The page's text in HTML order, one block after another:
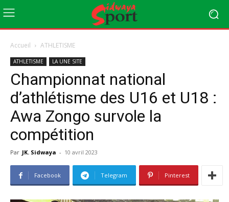
Accueil ATHLETISME
ATHLETISME LA UNE SITE
Championnat national
d’athlétisme des U16 et U18 :
Awa Zongo survole la
compétition
Par JK. Sidwaya - 10 avril 2023
Facebook Telegram Pinterest